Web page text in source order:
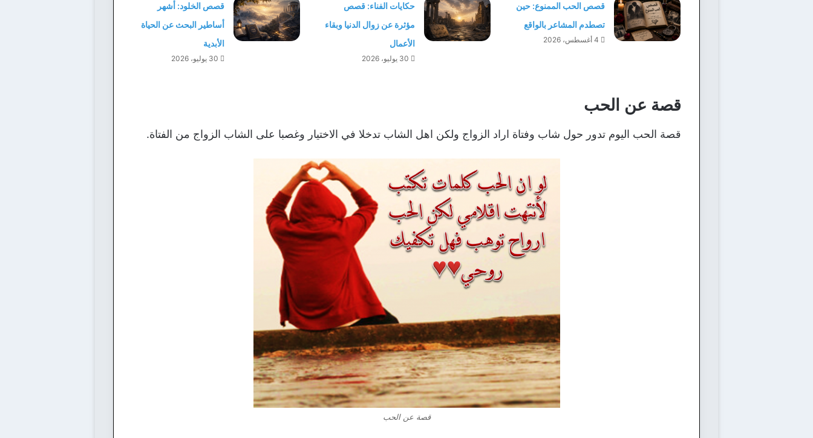
قصص الحب الممنوع: حين
تصطدم المشاعر بالواقع
4 أغسطس، 2026
حكايات الفناء: قصص
مؤثرة عن زوال الدنيا وبقاء
الأعمال
30 يوليو، 2026
قصص الخلود: أشهر
أساطير البحث عن الحياة
الأبدية
30 يوليو، 2026
قصة عن الحب
قصة الحب اليوم تدور حول شاب وفتاة اراد الزواج ولكن اهل الشاب تدخلا في الاختيار وغصبا على الشاب الزواج من الفتاة.
قصة عن الحب